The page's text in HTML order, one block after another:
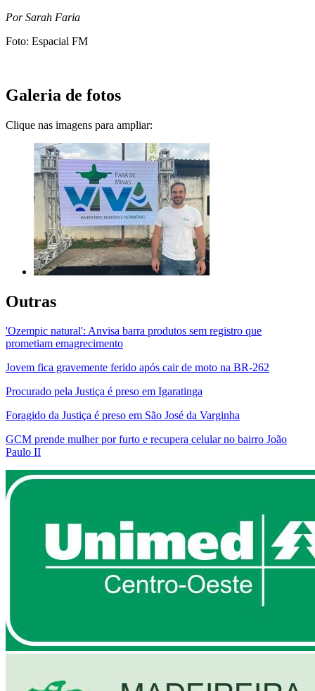
Por Sarah Faria
Foto: Espacial FM
Galeria de fotos
Clique nas imagens para ampliar:
Outras
'Ozempic natural': Anvisa barra produtos sem registro que
prometiam emagrecimento
Jovem fica gravemente ferido após cair de moto na BR-262
Procurado pela Justiça é preso em Igaratinga
Foragido da Justiça é preso em São José da Varginha
GCM prende mulher por furto e recupera celular no bairro João
Paulo II